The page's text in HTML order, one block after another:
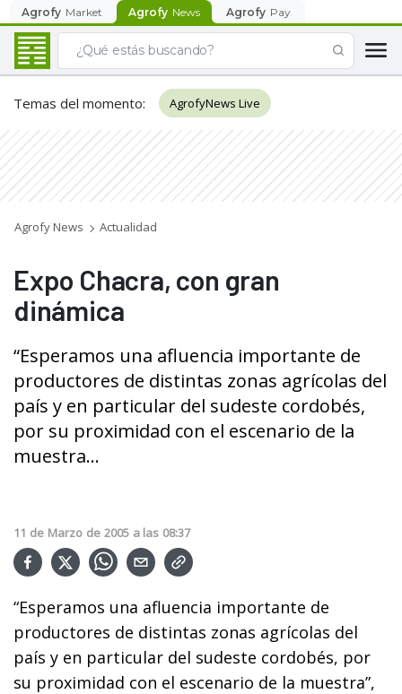
Agrofy Market Agrofy News Agrofy Pay
Temas del momento: AgrofyNews Live
Agrofy News Actualidad
Expo Chacra, con gran
dinámica
“Esperamos una afluencia importante de
productores de distintas zonas agrícolas del
país y en particular del sudeste cordobés,
por su proximidad con el escenario de la
muestra...
11 de Marzo de 2005 a las 08:37
“Esperamos una afluencia importante de
productores de distintas zonas agrícolas del
país y en particular del sudeste cordobés, por
su proximidad con el escenario de la muestra”,